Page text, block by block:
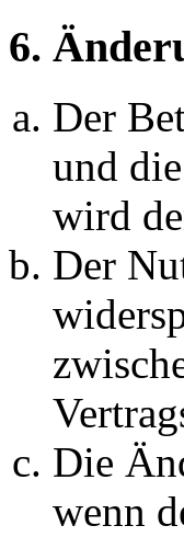
6.
Der
und
wird
Der
Die
wenn